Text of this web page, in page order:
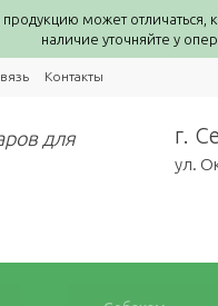
может отличаться,
наличие уточняйте у
Контакты
для
г.
ул.